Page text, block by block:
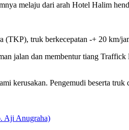
melaju dari arah Hotel Halim
(TKP), truk berkecepatan -+ 20 km/
jalan dan membentur tiang
kerusakan. Pengemudi beserta truk